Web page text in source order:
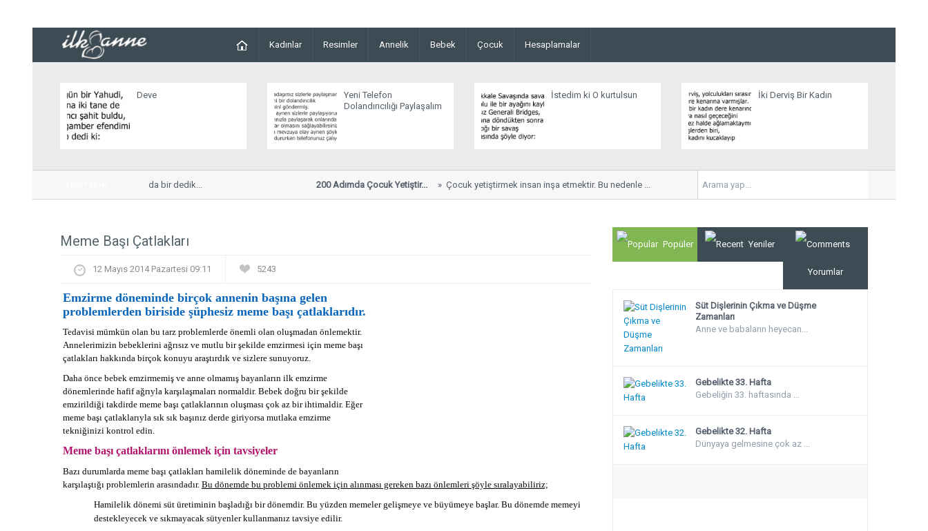
Kadınlar Resimler Annelik Bebek Çocuk Hesaplamalar
Deve
Yeni Telefon
Dolandırıcılığı Paylaşalım
İstedim ki O kurtulsun İki Derviş Bir Kadın
kadın, komşularından birisi hakkında bir dedik... 200 Adımda Çocuk Yetiştir... Çocuk yetiştirmek insan inşa etmektir. Bu nedenle ... ANNELER VE ANNE ADAYLARI!...
Meme Başı Çatlakları
12 Mayıs 2014 Pazartesi 09:11 5243
Emzirme döneminde birçok annenin başına gelen
problemlerden biriside şüphesiz meme başı çatlaklarıdır.
Tedavisi mümkün olan bu tarz problemlerde önemli olan oluşmadan önlemektir.
Annelerimizin bebeklerini ağrısız ve mutlu bir şekilde emzirmesi için meme başı
çatlakları hakkında birçok konuyu araştırdık ve sizlere sunuyoruz.
Daha önce bebek emzirmemiş ve anne olmamış bayanların ilk emzirme
dönemlerinde hafif ağrıyla karşılaşmaları normaldir. Bebek doğru bir şekilde
emzirildiği takdirde meme başı çatlaklarının oluşması çok az bir ihtimaldir. Eğer
meme başı çatlaklarıyla sık sık başınız derde giriyorsa mutlaka emzirme
tekniğinizi kontrol edin.
Meme başı çatlaklarını önlemek için tavsiyeler
Bazı durumlarda meme başı çatlakları hamilelik döneminde de bayanların
karşılaştığı problemlerin arasındadır. Bu dönemde bu problemi önlemek için alınması gereken bazı önlemleri şöyle sıralayabiliriz;
Hamilelik dönemi süt üretiminin başladığı bir dönemdir. Bu yüzden memeler gelişmeye ve büyümeye başlar. Bu dönemde memeyi
destekleyecek ve sıkmayacak sütyenler kullanmanız tavsiye edilir.
Popüler Yeniler
Yorumlar
Süt Dişlerinin Çıkma ve Düşme
Zamanları
Anne ve babaların heyecan...
Gebelikte 33. Hafta
Gebeliğin 33. haftasında ...
Gebelikte 32. Hafta
Dünyaya gelmesine çok az ...